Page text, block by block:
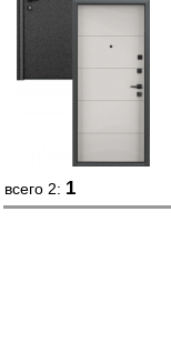
всего 2: 1